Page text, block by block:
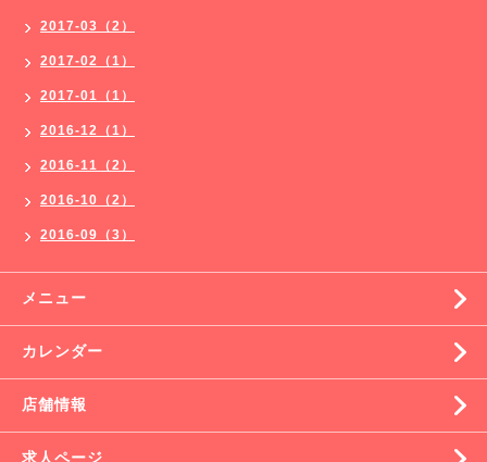
2017-03（2）
2017-02（1）
2017-01（1）
2016-12（1）
2016-11（2）
2016-10（2）
2016-09（3）
メニュー
カレンダー
店舗情報
求人ページ